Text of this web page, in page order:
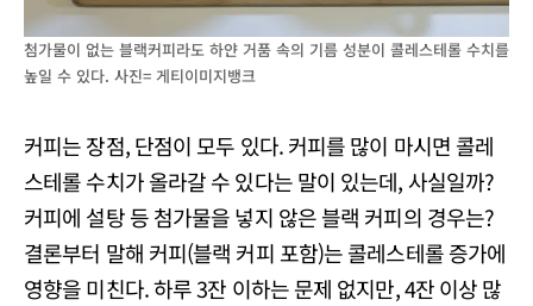
첨가물이 없는 블랙커피라도 하얀 거품 속의 기름 성분이 콜레스테롤 수치를
높일 수 있다. 사진= 게티이미지뱅크
커피는 장점, 단점이 모두 있다. 커피를 많이 마시면 콜레
스테롤 수치가 올라갈 수 있다는 말이 있는데, 사실일까?
커피에 설탕 등 첨가물을 넣지 않은 블랙 커피의 경우는?
결론부터 말해 커피(블랙 커피 포함)는 콜레스테롤 증가에
영향을 미친다. 하루 3잔 이하는 문제 없지만, 4잔 이상 많